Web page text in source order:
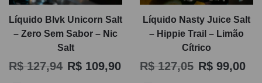
Líquido Blvk Unicorn Salt
– Zero Sem Sabor – Nic
Salt
R$127,94 R$ 109,90
Líquido Nasty Juice Salt
– Hippie Trail – Limão
Cítrico
R$127,05 R$ 99,00